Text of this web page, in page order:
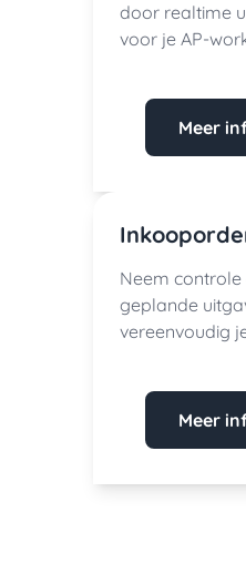
door realtime
voor je AP-
Meer
Neem controle
geplande
vereenvoudig
Meer